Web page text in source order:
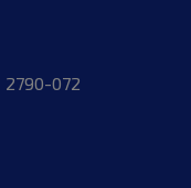
2790-072